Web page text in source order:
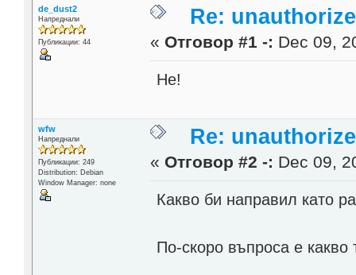
de_dust2
Напреднали
Публикации: 44
Re:
« Отговор #1 -: Dec 09,
Не!
wfw
Напреднали
Публикации: 249
Distribution: Debian
Window Manager: none
Re:
« Отговор #2 -: Dec 09,
Какво би направил като
По-скоро въпроса е